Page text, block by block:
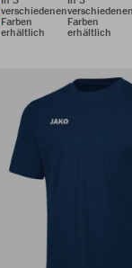
verschiedenen
Farben
erhältlich
Farben
erhältlich